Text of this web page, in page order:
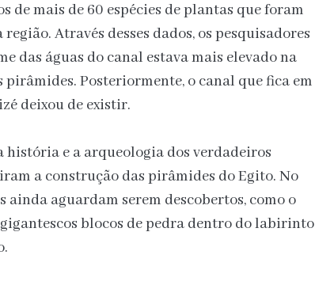
de mais de 60 espécies de plantas que foram
Através desses dados, os pesquisadores
das águas do canal estava mais elevado na
pirâmides. Posteriormente, o canal que fica em
deixou de existir.
história e a arqueologia dos verdadeiros
a construção das pirâmides do Egito. No
aguardam serem descobertos, como o
gigantescos blocos de pedra dentro do labirinto